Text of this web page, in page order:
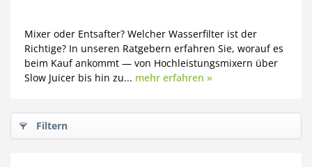
Mixer oder Entsafter? Welcher Wasserfilter ist der
Richtige? In unseren Ratgebern erfahren Sie, worauf es
beim Kauf ankommt — von Hochleistungsmixern über
Slow Juicer bis hin zu... mehr erfahren »
Filtern